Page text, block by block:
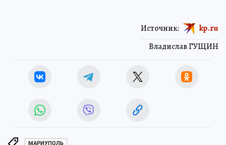
Владислав ГУЩИН
Источник: kp.ru
МАРИУПОЛЬ